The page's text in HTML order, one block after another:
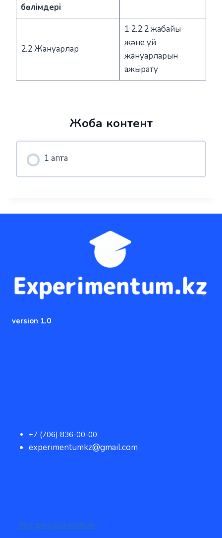
бөлімдері
2.2 Жануарлар
1.2.2.2 жабайы
және үй
жануарларын
ажырату
Жоба контент
1 апта
version 1.0
+7 (706) 836-00-00
experimentumkz@gmail.com
Қолданушы келісімі